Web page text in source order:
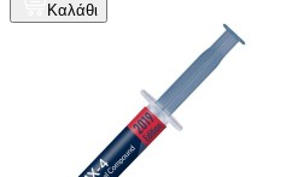
Καλάθι